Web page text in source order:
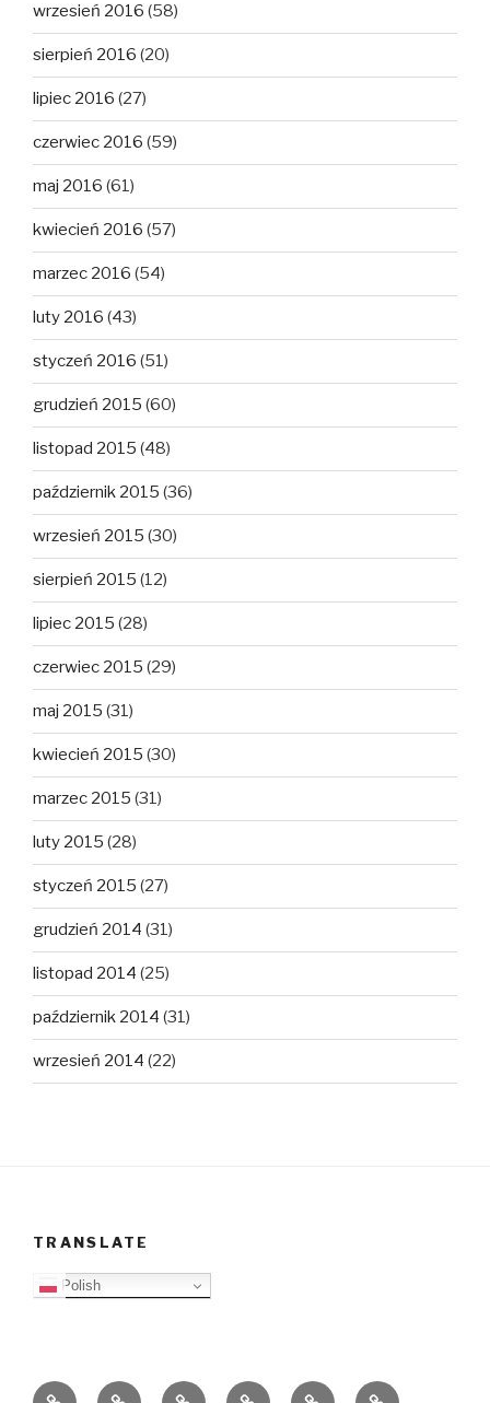
wrzesień 2016 (58)
sierpień 2016 (20)
lipiec 2016 (27)
czerwiec 2016 (59)
maj 2016 (61)
kwiecień 2016 (57)
marzec 2016 (54)
luty 2016 (43)
styczeń 2016 (51)
grudzień 2015 (60)
listopad 2015 (48)
październik 2015 (36)
wrzesień 2015 (30)
sierpień 2015 (12)
lipiec 2015 (28)
czerwiec 2015 (29)
maj 2015 (31)
kwiecień 2015 (30)
marzec 2015 (31)
luty 2015 (28)
styczeń 2015 (27)
grudzień 2014 (31)
listopad 2014 (25)
październik 2014 (31)
wrzesień 2014 (22)
TRANSLATE
Polish
O Top Ewangelizacja
Father Video PB